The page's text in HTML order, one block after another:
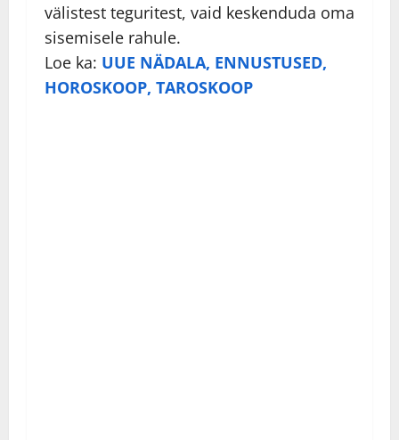
välistest teguritest, vaid keskenduda oma
sisemisele rahule.
Loe ka: UUE NÄDALA, ENNUSTUSED,
HOROSKOOP, TAROSKOOP